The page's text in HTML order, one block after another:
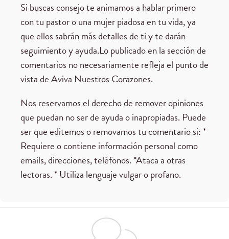
Si buscas consejo te animamos a hablar primero
con tu pastor o una mujer piadosa en tu vida, ya
que ellos sabrán más detalles de ti y te darán
seguimiento y ayuda.Lo publicado en la sección de
comentarios no necesariamente refleja el punto de
vista de Aviva Nuestros Corazones.
Nos reservamos el derecho de remover opiniones
que puedan no ser de ayuda o inapropiadas. Puede
ser que editemos o removamos tu comentario si: *
Requiere o contiene información personal como
emails, direcciones, teléfonos. *Ataca a otras
lectoras. * Utiliza lenguaje vulgar o profano.